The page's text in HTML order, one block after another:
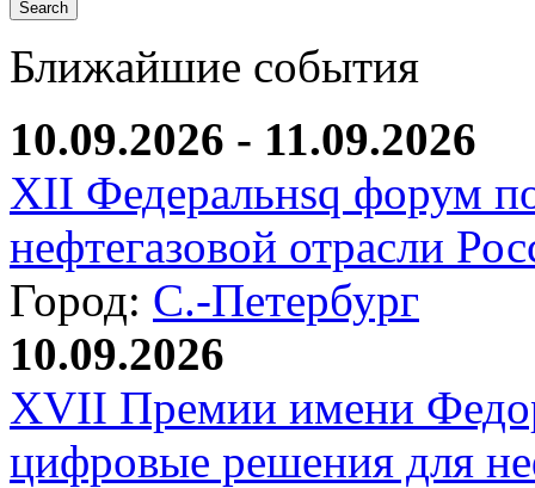
Ближайшие события
10.09.2026 - 11.09.2026
XII Федеральнsq форум
нефтегазовой отрасли
Город: С.-Петербург
10.09.2026
XVII Премии имени
цифровые решения для